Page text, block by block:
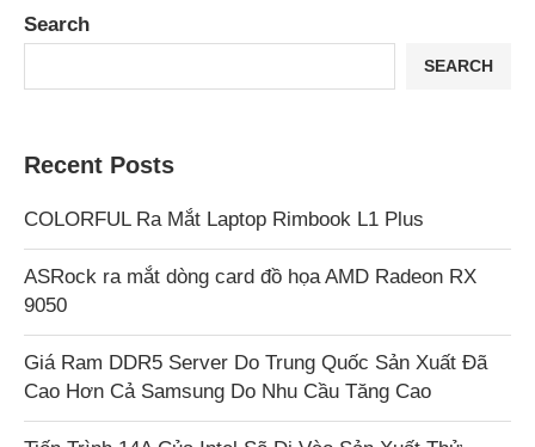
Search
SEARCH
Recent Posts
COLORFUL Ra Mắt Laptop Rimbook L1 Plus
ASRock ra mắt dòng card đồ họa AMD Radeon RX
9050
Giá Ram DDR5 Server Do Trung Quốc Sản Xuất Đã
Cao Hơn Cả Samsung Do Nhu Cầu Tăng Cao